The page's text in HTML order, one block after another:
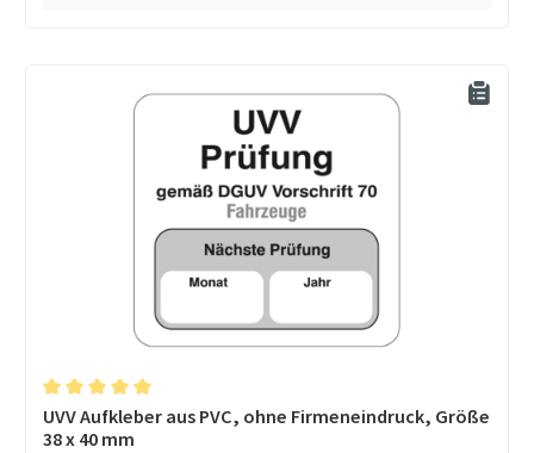
Durchschnittliche Bewertung von 5 von 5 Sternen
UVV Aufkleber aus PVC, ohne Firmeneindruck, Größe
38 x 40 mm